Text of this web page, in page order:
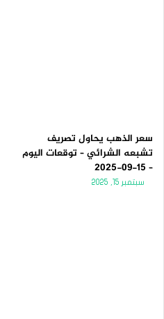
سعر الذهب يحاول تصريف
تشبعه الشرائي – توقعات اليوم
– 15-09-2025
سبتمبر 15, 2025